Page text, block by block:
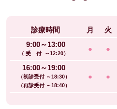
診療時間 月 火
9:00～13:00
（ 受 付 ～12:20）
● ●
16:00～19:00
（初診受付 ～18:30）
（再診受付 ～18:40）
● ●